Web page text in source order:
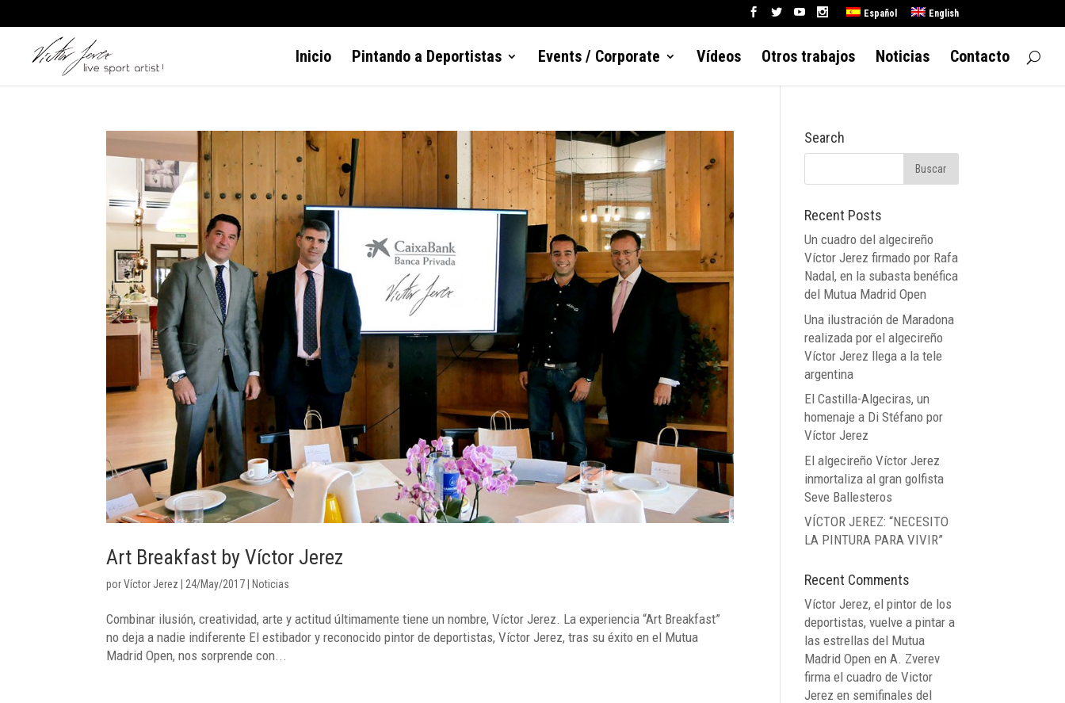
Español English
Inicio Pintando a Deportistas Events / Corporate Vídeos Otros trabajos Noticias Contacto
Art Breakfast by Víctor Jerez
porVíctor Jerez 24/May/2017 Noticias
Combinar ilusión, creatividad, arte y actitud últimamente tiene un nombre, Víctor Jerez. La experiencia “Art Breakfast”
no deja a nadie indiferente El estibador y reconocido pintor de deportistas, Víctor Jerez, tras su éxito en el Mutua
Madrid Open, nos sorprende con...
Search
Recent Posts
Un cuadro del algecireño
Víctor Jerez firmado por Rafa
Nadal, en la subasta benéfica
del Mutua Madrid Open
Una ilustración de Maradona
realizada por el algecireño
Víctor Jerez llega a la tele
argentina
El Castilla-Algeciras, un
homenaje a Di Stéfano por
Víctor Jerez
El algecireño Víctor Jerez
inmortaliza al gran golfista
Seve Ballesteros
VÍCTOR JEREZ: “NECESITO
LA PINTURA PARA VIVIR”
Recent Comments
Víctor Jerez, el pintor de los
deportistas, vuelve a pintar a
las estrellas del Mutua
Madrid Open enA. Zverev
firma el cuadro de Victor
Jerez en semifinales del